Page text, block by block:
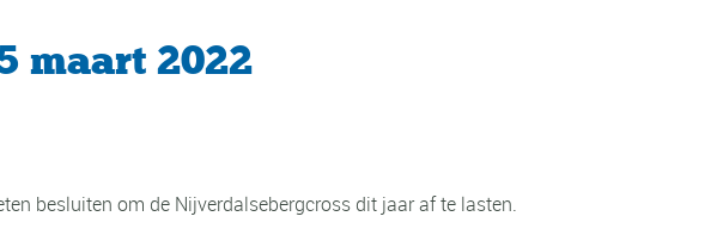
maart 2022
besluiten om de Nijverdalsebergcross dit jaar af te lasten.